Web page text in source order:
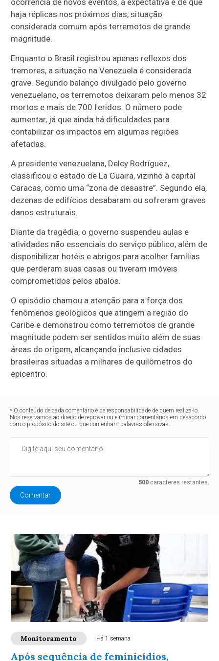
haja réplicas nos próximos dias, situação
considerada comum após terremotos de grande
magnitude.
Enquanto o Brasil registrou apenas reflexos dos
tremores, a situação na Venezuela é considerada
grave. Segundo balanço divulgado pelo governo
venezuelano, os terremotos deixaram pelo menos 32
mortos e mais de 700 feridos. O número pode
aumentar, já que ainda há dificuldades para
contabilizar os impactos em algumas regiões
afetadas.
A presidente venezuelana, Delcy Rodríguez,
classificou o estado de La Guaira, vizinho à capital
Caracas, como uma “zona de desastre”. Segundo ela,
dezenas de edifícios desabaram ou sofreram graves
danos estruturais.
Diante da tragédia, o governo suspendeu aulas e
atividades não essenciais do serviço público, além de
disponibilizar hotéis e abrigos para acolher famílias
que perderam suas casas ou tiveram imóveis
comprometidos pelos abalos.
O episódio chamou a atenção para a força dos
fenômenos geológicos que atingem a região do
Caribe e demonstrou como terremotos de grande
magnitude podem ser sentidos muito além de suas
áreas de origem, alcançando inclusive cidades
brasileiras situadas a milhares de quilômetros do
epicentro.
* O conteúdo de cada comentário é de responsabilidade de quem realizá-lo.
Nos reservamos ao direito de reprovar ou eliminar comentários em desacordo
com o propósito do site ou que contenham palavras ofensivas.
500caracteres restantes.
Comentar
Monitoramento Há 1 semana
Após sequência de feminicídios,